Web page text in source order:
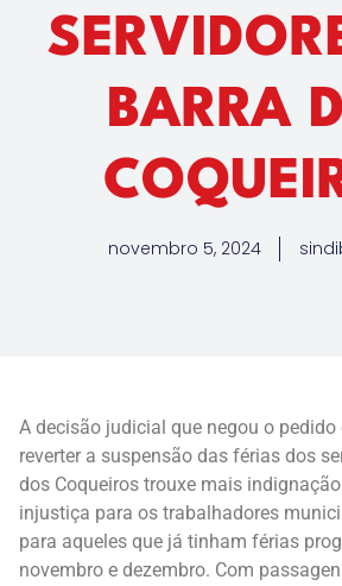
BARRA
novembro 5, 2024
A decisão judicial que negou o
reverter a suspensão das férias dos
dos Coqueiros trouxe mais
injustiça para os trabalhadores
para aqueles que já tinham férias
novembro e dezembro. Com